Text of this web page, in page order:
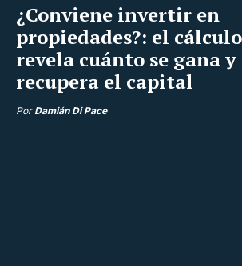
¿Conviene invertir en
propiedades?: el
revela cuánto se gana y
recupera el capital
Por Damián Di Pace